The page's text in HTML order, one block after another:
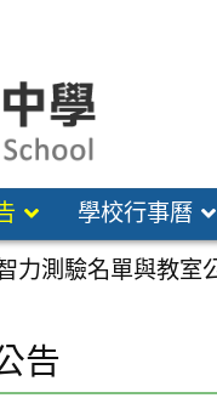
學校行事曆
力測驗名單與教室
告